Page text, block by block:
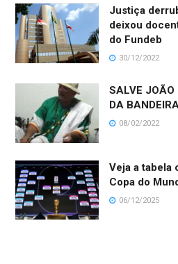
Justiça
deixou
do Fundeb
30/12/2022
SALVE JOÃO
DA
08/02/2022
Veja a tabela
Copa do
06/12/2025